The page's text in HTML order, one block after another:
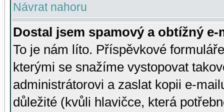
Návrat nahoru
Dostal jsem spamový a obtížný
To je nám líto. Příspěvkové
kterými se snažíme vystopovat
administrátorovi a zaslat kopii e-
důležité (kvůli hlavičce, která